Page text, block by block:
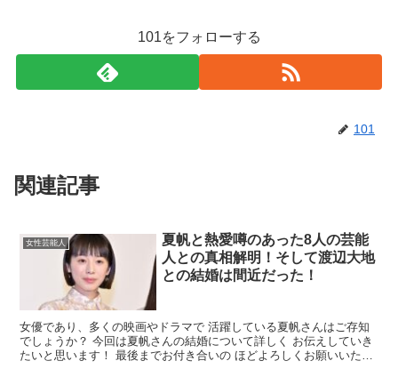
101をフォローする
101
関連記事
女性芸能人
夏帆と熱愛噂のあった8人の芸能
人との真相解明！そして渡辺大地
との結婚は間近だった！
女優であり、多くの映画やドラマで 活躍している夏帆さんはご存知
でしょうか？ 今回は夏帆さんの結婚について詳しく お伝えしていき
たいと思います！ 最後までお付き合いの ほどよろしくお願いいたし